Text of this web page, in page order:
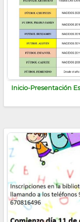
Inicio-Presentación